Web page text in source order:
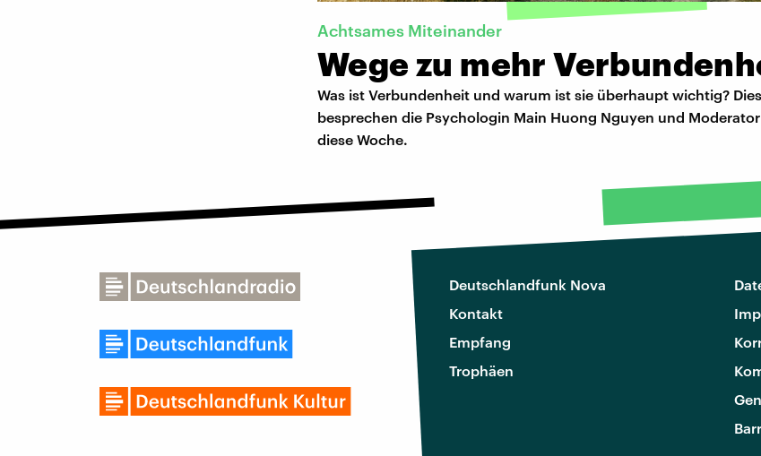
Achtsames Miteinander
Wege zu mehr
Was ist Verbundenheit und warum ist sie überhaupt wichtig?
besprechen die Psychologin Main Huong Nguyen und
diese Woche.
Deutschlandfunk Nova
Kontakt
Empfang
Trophäen